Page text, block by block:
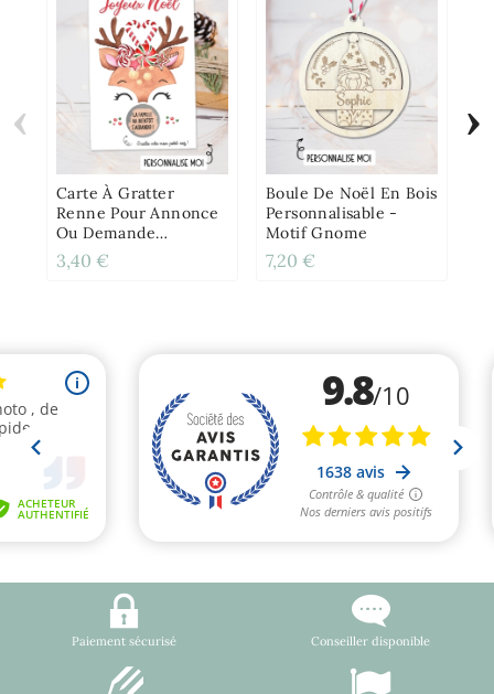
Carte À Gratter
Renne Pour Annonce
Ou Demande
Originale - Noël
3,40 €
Boule De Noël En Bois
Personnalisable -
Motif Gnome
7,20 €
‹ ›
Paiement sécurisé Conseiller disponible